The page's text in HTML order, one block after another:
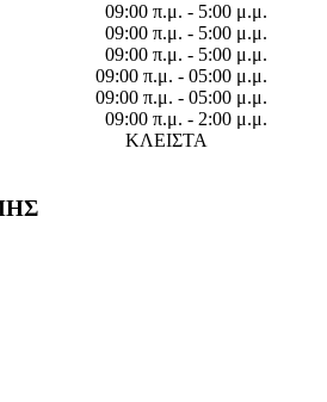
09:00 π.μ. - 5:00 μ.μ.
09:00 π.μ. - 5:00 μ.μ.
09:00 π.μ. - 5:00 μ.μ.
09:00 π.μ. - 05:00 μ.μ.
09:00 π.μ. - 05:00 μ.μ.
09:00 π.μ. - 2:00 μ.μ.
ΚΛΕΙΣΤΑ